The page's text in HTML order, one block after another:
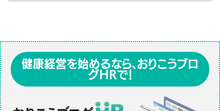
健康経営を始めるなら、おりこうブロ
グHRで！